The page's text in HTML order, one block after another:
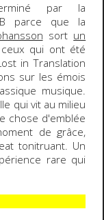
par la
parce que la
sort un
qui ont été
in Translation
sur les émois
musique.
qui vit au milieu
chose d'emblée
de grâce,
tonitruant. Un
rare qui